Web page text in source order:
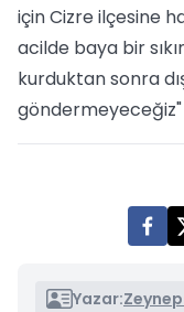
için Cizre ilçesine
acilde baya bir
kurduktan sonra
göndermeyeceğiz"
Yazar:Zeynep